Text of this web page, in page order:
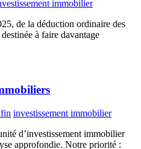
immobilier
de la déduction ordinaire des
à faire davantage
investissement immobilier
d’investissement immobilier
approfondie. Notre priorité :